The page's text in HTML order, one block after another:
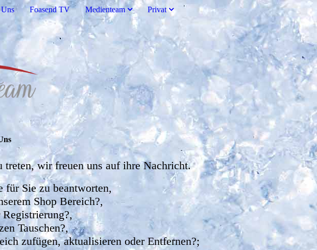
Foasend TV Medienteam Privat
wir freuen uns auf ihre Nachricht.
für Sie zu beantworten,
Shop Bereich?,
Registrierung?,
Tauschen?,
zufügen, aktualisieren oder Entfernen?;